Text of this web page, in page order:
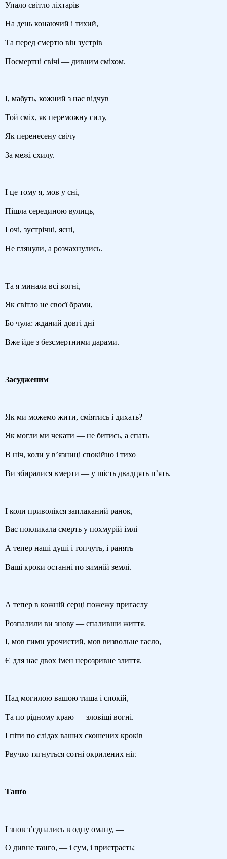
Упало світло ліхтарів
На день конаючий і тихий,
Та перед смертю він зустрів
Посмертні свічі — дивним сміхом.
І, мабуть, кожний з нас відчув
Той сміх, як переможну силу,
Як перенесену свічу
За межі схилу.
І це тому я, мов у сні,
Пішла серединою вулиць,
І очі, зустрічні, ясні,
Не глянули, а розчахнулись.
Та я минала всі вогні,
Як світло не своєї брами,
Бо чула: жданий довгі дні —
Вже йде з безсмертними дарами.
Засудженим
Як ми можемо жити, сміятись і дихать?
Як могли ми чекати — не битись, а спать
В ніч, коли у в’язниці спокійно і тихо
Ви збиралися вмерти — у шість двадцять п’ять.
І коли приволікся заплаканий ранок,
Вас покликала смерть у похмурій імлі —
А тепер наші душі і топчуть, і ранять
Ваші кроки останні по зимній землі.
А тепер в кожній серці пожежу пригаслу
Розпалили ви знову — спаливши життя.
І, мов гимн урочистий, мов визвольне гасло,
Є для нас двох імен нерозривне злиття.
Над могилою вашою тиша і спокій,
Та по рідному краю — зловіщі вогні.
І піти по слідах ваших скошених кроків
Рвучко тягнуться сотні окрилених ніг.
Танґо
І знов з’єднались в одну оману, —
О дивне танго, — і сум, і пристрасть;